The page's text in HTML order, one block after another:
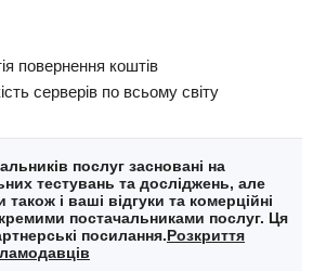
повернення коштів
серверів по всьому світу
послуг засновані на
тестувань та досліджень, але
і ваші відгуки та комерційні
постачальниками послуг. Ця
посилання.Розкриття